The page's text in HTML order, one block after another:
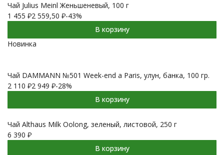
Чай Julius Meinl Женьшеневый, 100 г
1 455 ₽2 559,50 ₽-43%
В корзину
Новинка
Чай DAMMANN №501 Week-end а Paris, улун, банка, 100 гр.
2 110 ₽2 949 ₽-28%
В корзину
Чай Althaus Milk Oolong, зеленый, листовой, 250 г
6 390 ₽
В корзину